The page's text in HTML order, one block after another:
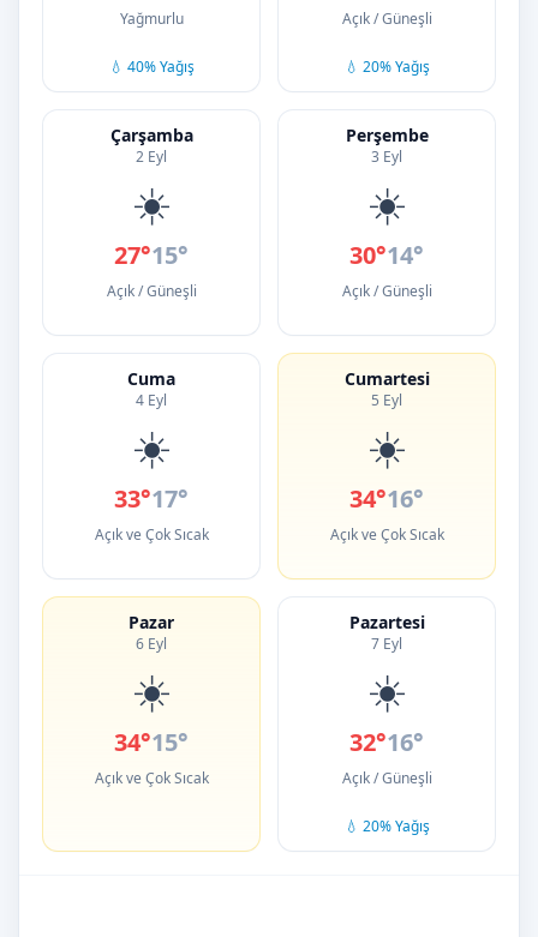
Yağmurlu
💧 40% Yağış
Açık / Güneşli
💧 20% Yağış
Çarşamba
2 Eyl
☀️
27°15°
Açık / Güneşli
Perşembe
3 Eyl
☀️
30°14°
Açık / Güneşli
Cuma
4 Eyl
☀️
33°17°
Açık ve Çok Sıcak
Cumartesi
5 Eyl
☀️
34°16°
Açık ve Çok Sıcak
Pazar
6 Eyl
☀️
34°15°
Açık ve Çok Sıcak
Pazartesi
7 Eyl
☀️
32°16°
Açık / Güneşli
💧 20% Yağış